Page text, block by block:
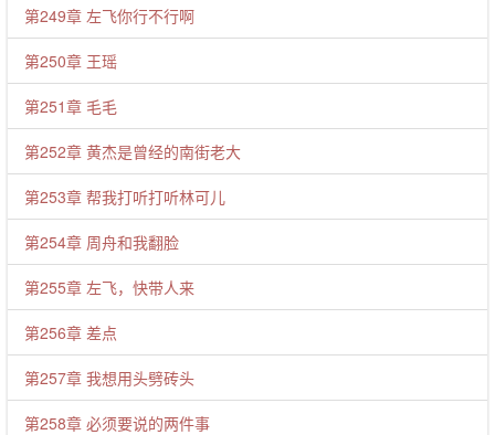
第249章 左飞你行不行啊
第250章 王瑶
第251章 毛毛
第252章 黄杰是曾经的南街老大
第253章 帮我打听打听林可儿
第254章 周舟和我翻脸
第255章 左飞，快带人来
第256章 差点
第257章 我想用头劈砖头
第258章 必须要说的两件事